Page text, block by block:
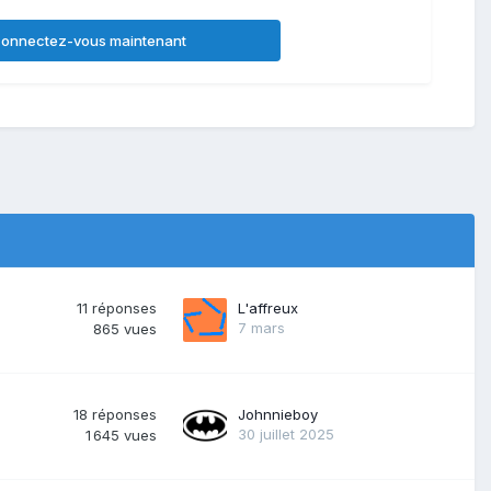
vous maintenant
11 réponses
865 vues
L'affreux
7 mars
18 réponses
1 645 vues
Johnnieboy
30 juillet 2025